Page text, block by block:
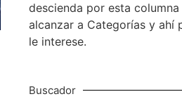
descienda por esta columna
alcanzar a Categorías y ahí
le interese.
Buscador